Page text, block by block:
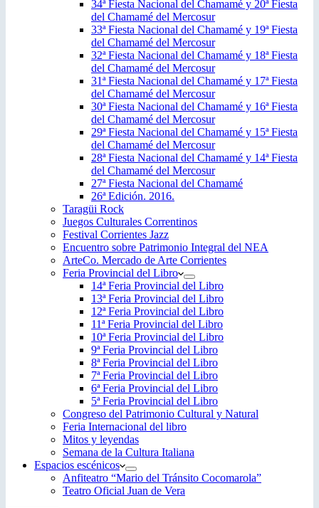
34ª Fiesta Nacional del Chamamé y 20ª Fiesta
del Chamamé del Mercosur
33ª Fiesta Nacional del Chamamé y 19ª Fiesta
del Chamamé del Mercosur
32ª Fiesta Nacional del Chamamé y 18ª Fiesta
del Chamamé del Mercosur
31ª Fiesta Nacional del Chamamé y 17ª Fiesta
del Chamamé del Mercosur
30ª Fiesta Nacional del Chamamé y 16ª Fiesta
del Chamamé del Mercosur
29ª Fiesta Nacional del Chamamé y 15ª Fiesta
del Chamamé del Mercosur
28ª Fiesta Nacional del Chamamé y 14ª Fiesta
del Chamamé del Mercosur
27ª Fiesta Nacional del Chamamé
26ª Edición. 2016.
Taragüi Rock
Juegos Culturales Correntinos
Festival Corrientes Jazz
Encuentro sobre Patrimonio Integral del NEA
ArteCo. Mercado de Arte Corrientes
Feria Provincial del Libro
14ª Feria Provincial del Libro
13ª Feria Provincial del Libro
12ª Feria Provincial del Libro
11ª Feria Provincial del Libro
10ª Feria Provincial del Libro
9ª Feria Provincial del Libro
8ª Feria Provincial del Libro
7ª Feria Provincial del Libro
6ª Feria Provincial del Libro
5ª Feria Provincial del Libro
Congreso del Patrimonio Cultural y Natural
Feria Internacional del libro
Mitos y leyendas
Semana de la Cultura Italiana
Espacios escénicos
Anfiteatro “Mario del Tránsito Cocomarola”
Teatro Oficial Juan de Vera